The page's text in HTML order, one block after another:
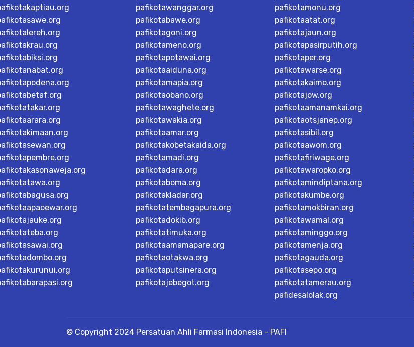
pafikotawanggar.org
pafikotabawe.org
pafikotagoni.org
pafikotameno.org
pafikotapotawai.org
pafikotaaiduna.org
pafikotamapia.org
pafikotaobano.org
pafikotawaghete.org
pafikotawakia.org
pafikotaamar.org
pafikotakobetakaida.org
pafikotamadi.org
pafikotadara.org
pafikotaboma.org
pafikotakladar.org
pafikotatembagapura.org
pafikotadokib.org
pafikotatimuka.org
pafikotaamamapare.org
pafikotaotakwa.org
pafikotaputsinera.org
pafikotajebegot.org
pafikotamonu.org
pafikotaatat.org
pafikotajaun.org
pafikotapasirputih.org
pafikotaper.org
pafikotawarse.org
pafikotakaimo.org
pafikotajow.org
pafikotaamanamkai.org
pafikotaotsjanep.org
pafikotasibil.org
pafikotaawom.org
pafikotafiriwage.org
pafikotawaropko.org
pafikotamindiptana.org
pafikotakumbe.org
pafikotamokbiran.org
pafikotawamal.org
pafikotaminggo.org
pafikotamenja.org
pafikotagauda.org
pafikotasepo.org
pafikotatamerau.org
pafidesalolak.org
© Copyright 2024 Persatuan Ahli Farmasi Indonesia - PAFI